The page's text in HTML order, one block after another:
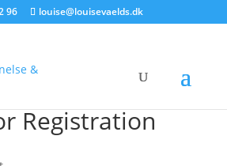
96 louise@louisevaelds.dk
Registration